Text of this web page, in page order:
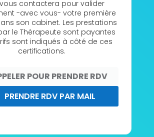
vous contactera pour valider
-avec vous- votre première
son cabinet. Les prestations
le Thérapeute sont payantes
sont indiqués à côté de ces
certifications.
POUR PRENDRE RDV
PRENDRE RDV PAR MAIL